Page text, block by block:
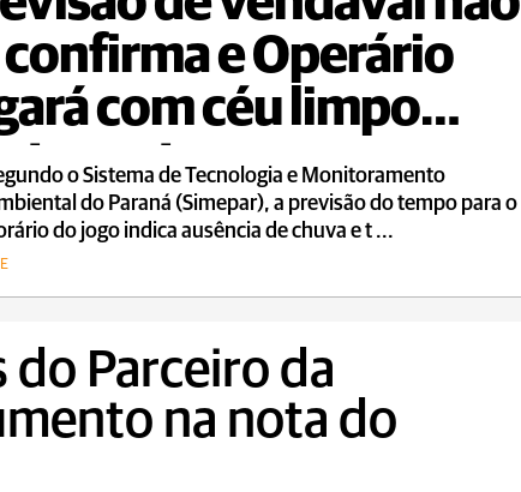
confirma e Operário
com céu limpo
sexta
o Sistema de Tecnologia e Monitoramento
do Paraná (Simepar), a previsão do tempo para o
do jogo indica ausência de chuva e t ...
Parceiro da
na nota do